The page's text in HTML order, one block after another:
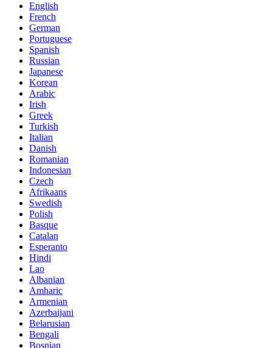
English
French
German
Portuguese
Spanish
Russian
Japanese
Korean
Arabic
Irish
Greek
Turkish
Italian
Danish
Romanian
Indonesian
Czech
Afrikaans
Swedish
Polish
Basque
Catalan
Esperanto
Hindi
Lao
Albanian
Amharic
Armenian
Azerbaijani
Belarusian
Bengali
Bosnian